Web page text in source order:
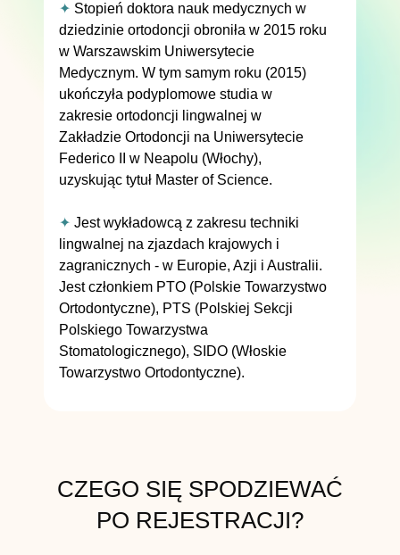
✦ Stopień doktora nauk medycznych w
dziedzinie ortodoncji obroniła w 2015 roku
w Warszawskim Uniwersytecie
Medycznym. W tym samym roku (2015)
ukończyła podyplomowe studia w
zakresie ortodoncji lingwalnej w
Zakładzie Ortodoncji na Uniwersytecie
Federico II w Neapolu (Włochy),
uzyskując tytuł Master of Science.
✦ Jest wykładowcą z zakresu techniki
lingwalnej na zjazdach krajowych i
zagranicznych - w Europie, Azji i Australii.
Jest członkiem PTO (Polskie Towarzystwo
Ortodontyczne), PTS (Polskiej Sekcji
Polskiego Towarzystwa
Stomatologicznego), SIDO (Włoskie
Towarzystwo Ortodontyczne).
CZEGO SIĘ SPODZIEWAĆ
PO REJESTRACJI?